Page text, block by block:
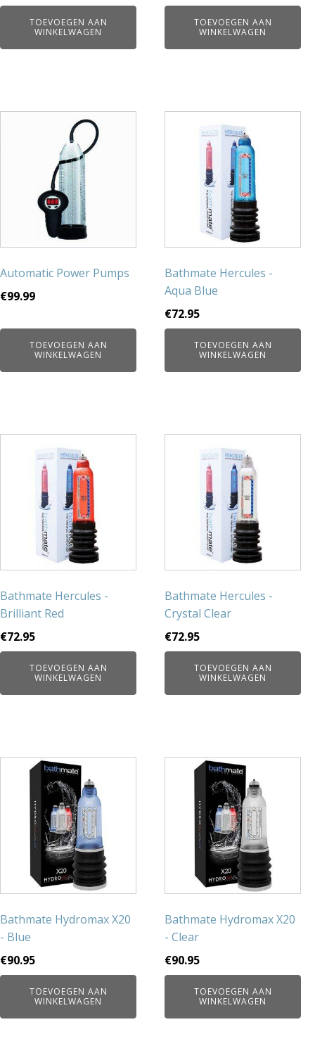
TOEVOEGEN AAN
WINKELWAGEN
TOEVOEGEN AAN
WINKELWAGEN
Automatic Power Pumps
€99.99
TOEVOEGEN AAN
WINKELWAGEN
Bathmate Hercules -
Aqua Blue
€72.95
TOEVOEGEN AAN
WINKELWAGEN
Bathmate Hercules -
Brilliant Red
€72.95
TOEVOEGEN AAN
WINKELWAGEN
Bathmate Hercules -
Crystal Clear
€72.95
TOEVOEGEN AAN
WINKELWAGEN
Bathmate Hydromax X20
- Blue
€90.95
TOEVOEGEN AAN
WINKELWAGEN
Bathmate Hydromax X20
- Clear
€90.95
TOEVOEGEN AAN
WINKELWAGEN